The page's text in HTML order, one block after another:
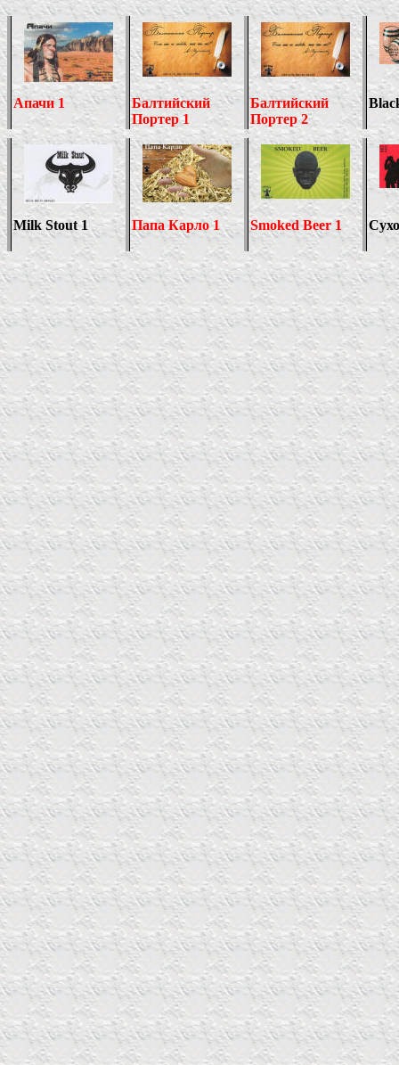
Апачи 1
Балтийский
Портер 1
Балтийский
Портер 2
Milk Stout 1 Папа Карло 1 Smoked Beer 1